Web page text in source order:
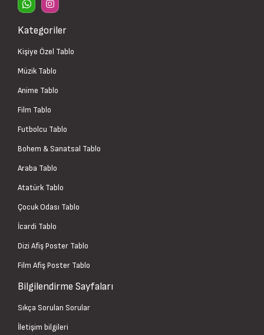
Kategoriler
Kişiye Özel Tablo
Müzik Tablo
Anime Tablo
Film Tablo
Futbolcu Tablo
Bohem & Sanatsal Tablo
Araba Tablo
Atatürk Tablo
Çocuk Odası Tablo
İcardi Tablo
Dizi Afiş Poster Tablo
Film Afiş Poster Tablo
Bilgilendirme Sayfaları
Sıkça Sorulan Sorular
İletişim bilgileri